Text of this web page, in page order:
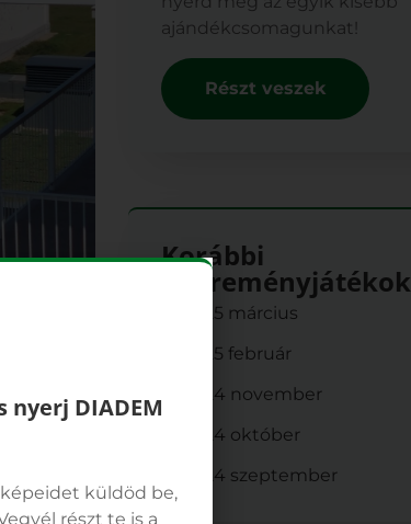
ajándékcsomagunkat!
Részt veszek
Korábbi
nyereményjátékok
2025 március
2025 február
2024 november
2024 október
2024 szeptember
nyerj DIADEM
küldöd be,
részt te is a